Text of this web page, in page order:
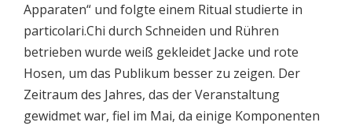
Apparaten“ und folgte einem Ritual studierte in
particolari.Chi durch Schneiden und Rühren
betrieben wurde weiß gekleidet Jacke und rote
Hosen, um das Publikum besser zu zeigen. Der
Zeitraum des Jahres, das der Veranstaltung
gewidmet war, fiel im Mai, da einige Komponenten